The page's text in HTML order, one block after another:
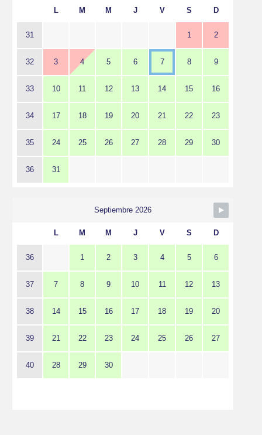
L M M J V S D
31 1 2
32 3 4 5 6 7 8 9
33 10 11 12 13 14 15 16
34 17 18 19 20 21 22 23
35 24 25 26 27 28 29 30
36 31
Septiembre 2026
L M M J V S D
36 1 2 3 4 5 6
37 7 8 9 10 11 12 13
38 14 15 16 17 18 19 20
39 21 22 23 24 25 26 27
40 28 29 30